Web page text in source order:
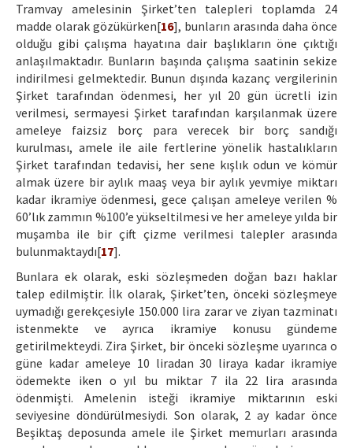
Tramvay amelesinin Şirket’ten talepleri toplamda 24
madde olarak gözükürken[16], bunların arasında daha önce
olduğu gibi çalışma hayatına dair başlıkların öne çıktığı
anlaşılmaktadır. Bunların başında çalışma saatinin sekize
indirilmesi gelmektedir. Bunun dışında kazanç vergilerinin
Şirket tarafından ödenmesi, her yıl 20 gün ücretli izin
verilmesi, sermayesi Şirket tarafından karşılanmak üzere
ameleye faizsiz borç para verecek bir borç sandığı
kurulması, amele ile aile fertlerine yönelik hastalıkların
Şirket tarafından tedavisi, her sene kışlık odun ve kömür
almak üzere bir aylık maaş veya bir aylık yevmiye miktarı
kadar ikramiye ödenmesi, gece çalışan ameleye verilen %
60’lık zammın %100’e yükseltilmesi ve her ameleye yılda bir
muşamba ile bir çift çizme verilmesi talepler arasında
bulunmaktaydı[17].
Bunlara ek olarak, eski sözleşmeden doğan bazı haklar
talep edilmiştir. İlk olarak, Şirket’ten, önceki sözleşmeye
uymadığı gerekçesiyle 150.000 lira zarar ve ziyan tazminatı
istenmekte ve ayrıca ikramiye konusu gündeme
getirilmekteydi. Zira Şirket, bir önceki sözleşme uyarınca o
güne kadar ameleye 10 liradan 30 liraya kadar ikramiye
ödemekte iken o yıl bu miktar 7 ila 22 lira arasında
ödenmişti. Amelenin isteği ikramiye miktarının eski
seviyesine döndürülmesiydi. Son olarak, 2 ay kadar önce
Beşiktaş deposunda amele ile Şirket memurları arasında